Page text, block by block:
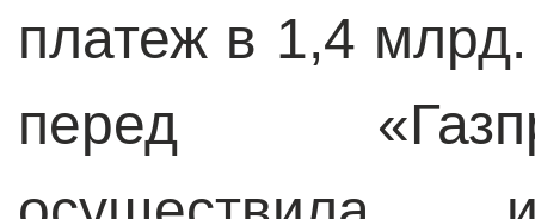
платеж в 1,4
перед